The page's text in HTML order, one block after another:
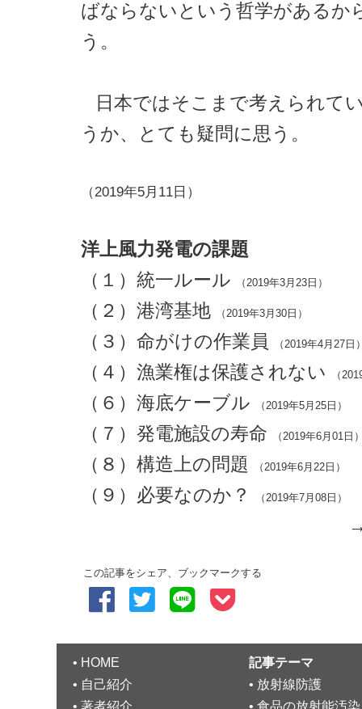
ばならないという哲学があるか
う。
日本ではそこまで考えられて
うか、とても疑問に思う。
（2019年5月11日）
洋上風力発電の課題
（１）統一ルール
（2019年3月23日）
（２）港湾基地 （2019年3月30日）
（３）命がけの作業員 （2019年4月27日
（４）漁業権は保護されない （
（６）海底ケーブル （2019年5月25日）
（７）発電施設の寿命 （2019年6月01日
（８）構造上の問題 （2019年6月22日）
（９）必要なのか？ （2019年7月08日）
この記事をシェア、ブックマークする